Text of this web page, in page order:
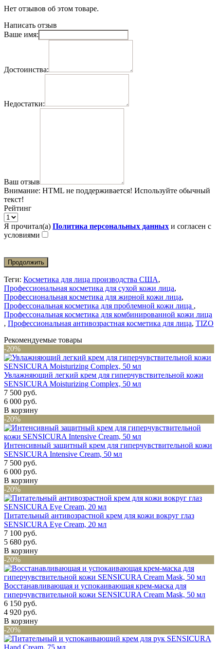
Нет отзывов об этом товаре.
Написать отзыв
Ваше имя:
Достоинства:
Недостатки:
Ваш отзыв
Внимание: HTML не поддерживается! Используйте обычный
текст!
Рейтинг
Я прочитал(а) Политика персональных данных и согласен с
условиями
Продолжить
Теги: Косметика для лица производства США,
Профессиональная косметика для сухой кожи лица,
Профессиональная косметика для жирной кожи лица,
Профессональная косметика для проблемной кожи лица ,
Профессональная косметика для комбинированной кожи лица
, Профессиональная антивозрастная косметика для лица, TIZO
Рекомендуемые товары
-20%
Увлажняющий легкий крем для гиперчувствительной кожи
SENSICURA Moisturizing Complex, 50 мл
7 500 руб.
6 000 руб.
В корзину
-20%
Интенсивный защитный крем для гиперчувствительной кожи
SENSICURA Intensive Cream, 50 мл
7 500 руб.
6 000 руб.
В корзину
-20%
Питательный антивозрастной крем для кожи вокруг глаз
SENSICURA Eye Cream, 20 мл
7 100 руб.
5 680 руб.
В корзину
-20%
Восстанавливающая и успокаивающая крем-маска для
гиперчувствительной кожи SENSICURA Cream Mask, 50 мл
6 150 руб.
4 920 руб.
В корзину
-20%